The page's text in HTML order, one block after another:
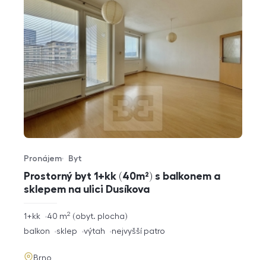
Prostorný byt 1+kk (40m²) s balkonem a
sklepem na ulici Dusíkova
Typ nabídky
Pronájem
Typ nemovitosti
Byt
rozměry
1+kk obyt. plocha
40 m2
funkce
balkon sklep výtah nejvyšší patro
adresa
Brno